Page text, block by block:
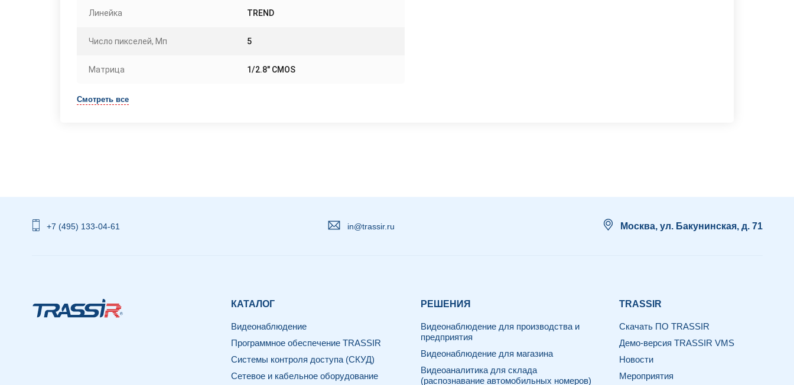
Линейка TREND
Число пикселей, Мп 5
Матрица 1/2.8" CMOS
Смотреть все
+7 (495) 133-04-61 in@trassir.ru Москва, ул. Бакунинская, д. 71
КАТАЛОГ
Видеонаблюдение
Программное обеспечение TRASSIR
Системы контроля доступа (СКУД)
Сетевое и кабельное оборудование
РЕШЕНИЯ
Видеонаблюдение для производства и
предприятия
Видеонаблюдение для магазина
Видеоаналитика для склада
(распознавание автомобильных номеров)
TRASSIR
Скачать ПО TRASSIR
Демо-версия TRASSIR VMS
Новости
Мероприятия